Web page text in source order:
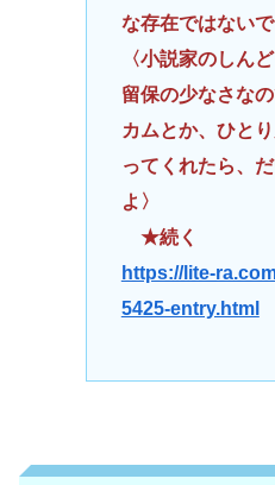
な存在ではないで
〈小説家のしん
留保の少なさな
カムとか、ひと
ってくれたら、
よ〉
★続く
https://lite-
5425-entry.html